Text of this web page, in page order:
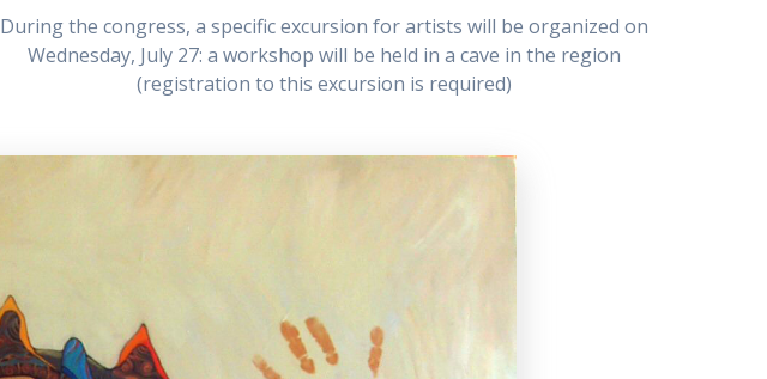
During the congress, a specific excursion for artists will be organized on
Wednesday, July 27: a workshop will be held in a cave in the region
(registration to this excursion is required)